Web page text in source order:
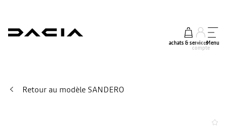
achats & services
mon
compte
Menu
Retour au modèle SANDERO